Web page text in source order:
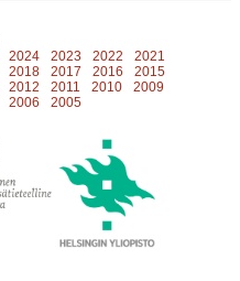
2024 2023 2022
2021
2018 2017 2016
2015
2012 2011 2010
2009
2006 2005